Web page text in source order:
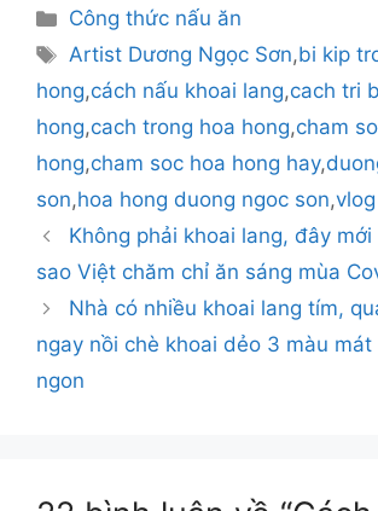
Danh
mục
Công thức nấu ăn
Thẻ
Artist Dương Ngọc Sơn,bi kip
hong,cách nấu khoai lang,cach tri
hong,cach trong hoa hong,cham
hong,cham soc hoa hong hay,
son,hoa hong duong ngoc son,
Không phải khoai lang, đây
sao Việt chăm chỉ ăn sáng mùa
Nhà có nhiều khoai lang tím,
ngay nồi chè khoai dẻo 3 màu
ngon